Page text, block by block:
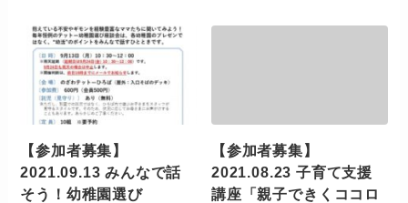
【参加者募集】
2021.09.13 みんなで話
そう！幼稚園選び
【参加者募集】
2021.08.23 子育て支援
講座「親子できくココロ